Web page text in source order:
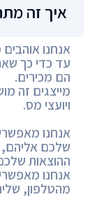
איך זה
אנחנו
עד כדי כך
הם מכירים.
מייצגים זה
ויועצי מס.
אנחנו
שלכם
ההוצאות
אנחנו
מהטלפון,